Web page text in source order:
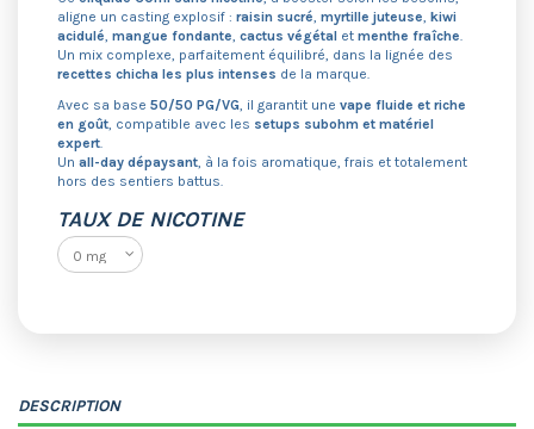
aligne un casting explosif :raisin sucré,myrtille juteuse,kiwi
acidulé,mangue fondante,cactus végétal etmenthe fraîche.
Un mix complexe, parfaitement équilibré, dans la lignée des
recettes chicha les plus intenses de la marque.
Avec sa base50/50 PG/VG, il garantit unevape fluide et riche
en goût, compatible avec les setups subohm et matériel
expert.
Unall-day dépaysant, à la fois aromatique, frais et totalement
hors des sentiers battus.
TAUX DE NICOTINE
DESCRIPTION